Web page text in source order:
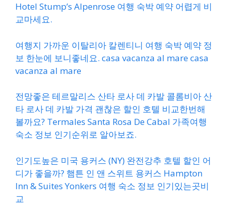
Hotel Stump’s Alpenrose 여행 숙박 예약 어렵게 비
교마세요.
여행지 가까운 이탈리아 칼렌티니 여행 숙박 예약 정
보 한눈에 보니좋네요. casa vacanza al mare casa
vacanza al mare
전망좋은 테르말리스 산타 로사 데 카발 콜롬비아 산
타 로사 데 카발 가격 괜찮은 할인 호텔 비교한번해
볼까요? Termales Santa Rosa De Cabal 가족여행
숙소 정보 인기순위로 알아보죠.
인기도높은 미국 용커스 (NY) 완전강추 호텔 할인 어
디가 좋을까? 햄튼 인 앤 스위트 용커스 Hampton
Inn & Suites Yonkers 여행 숙소 정보 인기있는곳비
교